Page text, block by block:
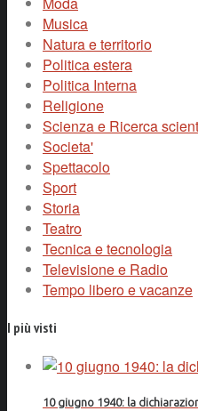
Musica
Natura e territorio
Politica estera
Politica Interna
Religione
Scienza e Ricerca
Societa'
Spettacolo
Sport
Storia
Teatro
Tecnica e tecnologia
Televisione e Radio
Tempo libero e vacanze
I più visti
10 giugno 1940: la